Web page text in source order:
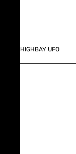
HIGHBAY UFO